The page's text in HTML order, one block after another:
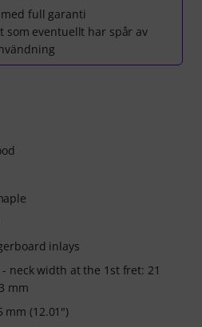
med full garanti
som eventuellt har spår av
inlays
- neck width at the 1st fret: 21
mm
mm (12.01")